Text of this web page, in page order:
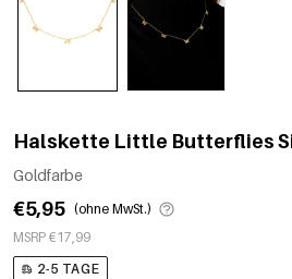
Halskette Little Butterflies
Goldfarbe
€5,95 (ohne MwSt.)
MSRP €17,99
2-5 TAGE